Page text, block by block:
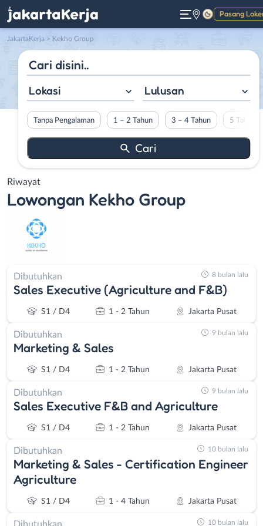
Pasang
Gelap
JakartaKerja > Kekho Group
Lokasi Lulusan
Tanpa Pengalaman 1 – 2 Tahun 3 – 4 Tahun 5 Tahun
Riwayat
Lowongan Kekho Group
Dibutuhkan
Sales Executive (Agriculture and F&B)
S1 / D4 1 - 2 Tahun Jakarta Pusat
8 bulan lalu
Dibutuhkan
Marketing & Sales
S1 / D4 1 - 2 Tahun Jakarta Pusat
9 bulan lalu
Dibutuhkan
Sales Executive F&B and Agriculture
S1 / D4 1 - 2 Tahun Jakarta Pusat
9 bulan lalu
Dibutuhkan
Marketing & Sales - Certification Engineer
Agriculture
S1 / D4 1 - 4 Tahun Jakarta Pusat
10 bulan lalu
10 bulan lalu